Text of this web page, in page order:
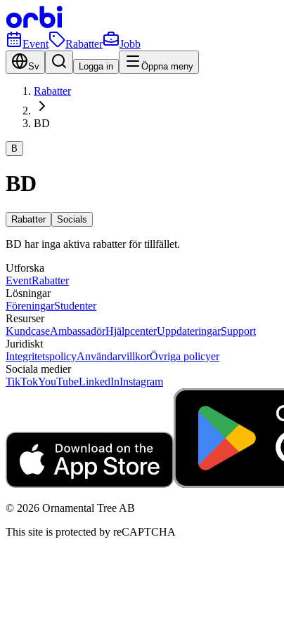
Event Rabatter Jobb
Sv Logga in Öppna meny
Rabatter
BD
B
BD
Rabatter Socials
BD har inga aktiva rabatter för tillfället.
Utforska
EventRabatter
Lösningar
FöreningarStudenter
Resurser
KundcaseAmbassadörHjälpcenterUppdateringarSupport
Juridiskt
IntegritetspolicyAnvändarvillkorÖvriga policyer
Sociala medier
TikTokYouTubeLinkedInInstagram
© 2026 Ornamental Tree AB
This site is protected by reCAPTCHA